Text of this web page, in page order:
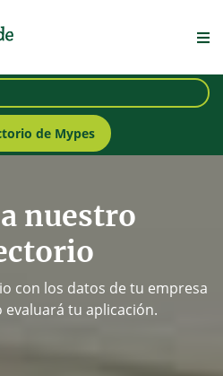
de Mypes
nuestro
con los datos de tu empresa
tu aplicación.